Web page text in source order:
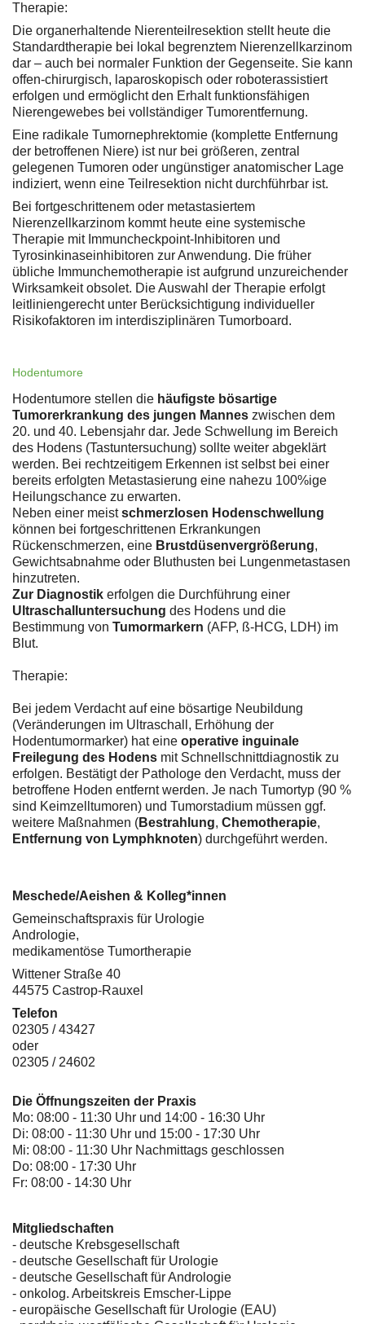
Therapie:
Die organerhaltende Nierenteilresektion stellt heute die
Standardtherapie bei lokal begrenztem Nierenzellkarzinom
dar – auch bei normaler Funktion der Gegenseite. Sie kann
offen-chirurgisch, laparoskopisch oder roboterassistiert
erfolgen und ermöglicht den Erhalt funktionsfähigen
Nierengewebes bei vollständiger Tumorentfernung.
Eine radikale Tumornephrektomie (komplette Entfernung
der betroffenen Niere) ist nur bei größeren, zentral
gelegenen Tumoren oder ungünstiger anatomischer Lage
indiziert, wenn eine Teilresektion nicht durchführbar ist.
Bei fortgeschrittenem oder metastasiertem
Nierenzellkarzinom kommt heute eine systemische
Therapie mit Immuncheckpoint-Inhibitoren und
Tyrosinkinaseinhibitoren zur Anwendung. Die früher
übliche Immunchemotherapie ist aufgrund unzureichender
Wirksamkeit obsolet. Die Auswahl der Therapie erfolgt
leitliniengerecht unter Berücksichtigung individueller
Risikofaktoren im interdisziplinären Tumorboard.
Hodentumore
Hodentumore stellen die häufigste bösartige
Tumorerkrankung des jungen Mannes zwischen dem
20. und 40. Lebensjahr dar. Jede Schwellung im Bereich
des Hodens (Tastuntersuchung) sollte weiter abgeklärt
werden. Bei rechtzeitigem Erkennen ist selbst bei einer
bereits erfolgten Metastasierung eine nahezu 100%ige
Heilungschance zu erwarten.
Neben einer meistschmerzlosen Hodenschwellung
können bei fortgeschrittenen Erkrankungen
Rückenschmerzen, eine Brustdüsenvergrößerung,
Gewichtsabnahme oder Bluthusten bei Lungenmetastasen
hinzutreten.
Zur Diagnostik erfolgen die Durchführung einer
Ultraschalluntersuchung des Hodens und die
Bestimmung von Tumormarkern (AFP, ß-HCG, LDH) im
Blut.
Therapie:
Bei jedem Verdacht auf eine bösartige Neubildung
(Veränderungen im Ultraschall, Erhöhung der
Hodentumormarker) hat eine operative inguinale
Freilegung des Hodens mit Schnellschnittdiagnostik zu
erfolgen. Bestätigt der Pathologe den Verdacht, muss der
betroffene Hoden entfernt werden. Je nach Tumortyp (90 %
sind Keimzelltumoren) und Tumorstadium müssen ggf.
weitere Maßnahmen (Bestrahlung, Chemotherapie,
Entfernung von Lymphknoten) durchgeführt werden.
Meschede/Aeishen & Kolleg*innen
Gemeinschaftspraxis für Urologie
Andrologie,
medikamentöse Tumortherapie
Wittener Straße 40
44575 Castrop-Rauxel
Telefon
02305 / 43427
oder
02305 / 24602
Die Öffnungszeiten der Praxis
Mo: 08:00 - 11:30 Uhr und 14:00 - 16:30 Uhr
Di: 08:00 - 11:30 Uhr und 15:00 - 17:30 Uhr
Mi: 08:00 - 11:30 Uhr Nachmittags geschlossen
Do: 08:00 - 17:30 Uhr
Fr: 08:00 - 14:30 Uhr
Mitgliedschaften
- deutsche Krebsgesellschaft
- deutsche Gesellschaft für Urologie
- deutsche Gesellschaft für Andrologie
- onkolog. Arbeitskreis Emscher-Lippe
- europäische Gesellschaft für Urologie (EAU)